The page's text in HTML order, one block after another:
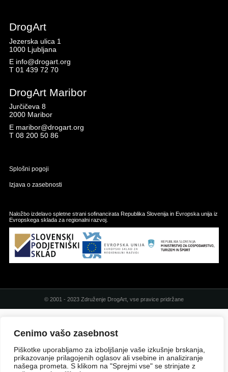
Cenimo vašo zasebnost
Piškotke uporabljamo za izboljšanje vaše izkušnje brskanja,
prikazovanje prilagojenih oglasov ali vsebine in analiziranje
našega prometa. S klikom na "Sprejmi vse" se strinjate z
DrogArt
Jezerska ulica 1
1000 Ljubljana
E info@drogart.org
T 01 439 72 70
DrogArt Maribor
Jurčičeva 8
2000 Maribor
E maribor@drogart.org
T 08 200 50 86
Splošni pogoji
Izjava o zasebnosti
Naložbo izdelavo spletne strani sofinancirata Republika Slovenija in Evropska unija iz
Evropskega sklada za regionalni razvoj.
© 2001 - 2023 Združenje DrogArt, vse pravice pridržane